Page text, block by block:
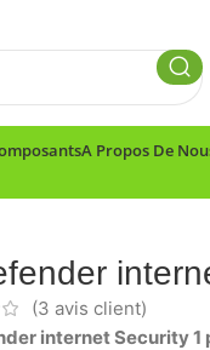
A Propos De
(3 avis client)
internet Security 1